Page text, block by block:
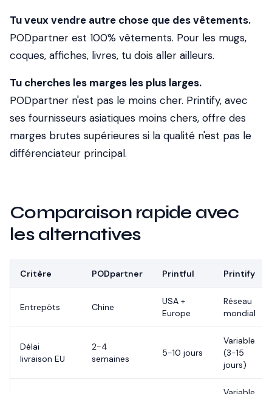
Tu veux vendre autre chose que des vêtements.
PODpartner est 100% vêtements. Pour les mugs,
coques, affiches, livres, tu dois aller ailleurs.
Tu cherches les marges les plus larges.
PODpartner n'est pas le moins cher. Printify, avec
ses fournisseurs asiatiques moins chers, offre des
marges brutes supérieures si la qualité n'est pas le
différenciateur principal.
Comparaison rapide avec
les alternatives
Critère PODpartner Printful Printify
Entrepôts Chine
USA +
Europe
Réseau
mondial
Délai
livraison EU
2-4
semaines
5-10 jours
Variable
(3-15
jours)